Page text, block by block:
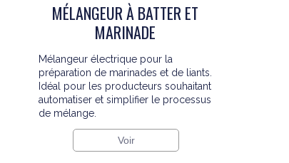
MÉLANGEUR À BATTER ET
MARINADE
Mélangeur électrique pour la
préparation de marinades et de liants.
Idéal pour les producteurs souhaitant
automatiser et simplifier le processus
de mélange.
Voir